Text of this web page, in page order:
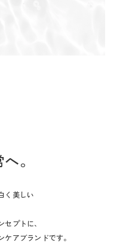
。
く美しい
プトに、
アブランドです。